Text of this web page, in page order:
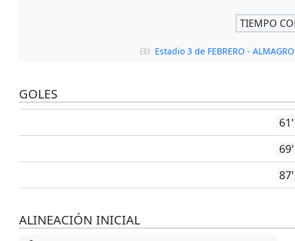
TIEMPO
Estadio 3 de FEBRERO - ALMAGRO
GOLES
61'
69'
87'
ALINEACIÓN INICIAL